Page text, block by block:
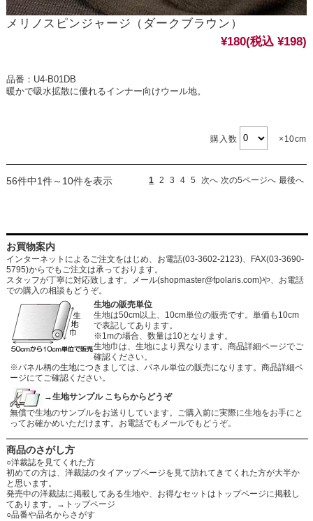
メリノスピンジャージ（ダークブラウン）
¥180(税込 ¥198)
品番：U4-B01DB
暖かで吸水拡散に優れるインナー向けウール地。
購入数 ×10cm
56件中1件～10件を表示 1 2 3 4 5 次へ 次の5ページへ 最後へ
お買物案内
インターネットによるご注文をはじめ、お電話(03-3602-2123)、FAX(03-3690-
5795)からでもご注文は承っております。
スタッフが丁寧に対応致します。メール(shopmaster@fpolaris.com)や、お電話
での購入の相談もどうぞ。
生地の販売単位
生地は50cm以上、10cm単位の販売です。単価も10cm
で表記してあります。
※1mの場合、数量は10となります。
生地巾は、生地により異なります。商品詳細ページでご
確認ください。
※パネル柄の生地につきましては、パネル単位の販売になります。商品詳細ペ
ージにてご確認ください。
→生地サンプル こちらからどうぞ
無償で生地のサンプルをお送りしています。ご購入前に実際に生地をお手にと
ってお確かめいただけます。お電話でもメールでもどうぞ。
商品のさがし方
○洋裁誌を見てくれた方
初めての方は、洋裁誌のタイアップページを見て訪れてきてくれた方が大半か
と思います。
発売中の洋裁誌に掲載してある生地や、お得なセットはトップページに掲載し
てあります。
→トップページ
○品番や品名からさがす